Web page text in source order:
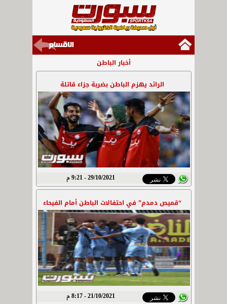
أخبار الباطن
الرائد يهزم الباطن بضربة جزاء قاتلة
29/10/2021 - 9:21 م
“قميص دمدم” في احتفالات الباطن أمام الفيحاء
21/10/2021 - 8:17 م